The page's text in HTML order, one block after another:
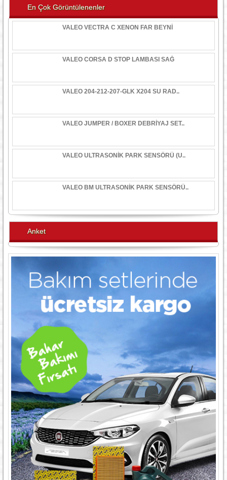
En Çok Görüntülenenler
VALEO VECTRA C XENON FAR BEYNİ
VALEO CORSA D STOP LAMBASI SAĞ
VALEO 204-212-207-GLK X204 SU RAD..
VALEO JUMPER / BOXER DEBRİYAJ SET..
VALEO ULTRASONİK PARK SENSÖRÜ (U..
VALEO BM ULTRASONİK PARK SENSÖRÜ..
Anket